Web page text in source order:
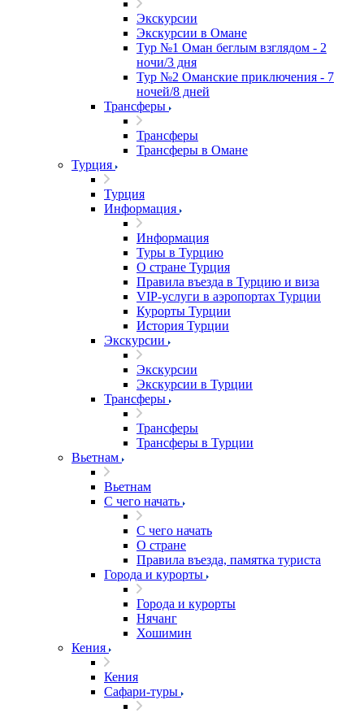
Экскурсии
Экскурсии в Омане
Тур №1 Оман беглым взглядом - 2
ночи/3 дня
Тур №2 Оманские приключения - 7
ночей/8 дней
Трансферы
Трансферы
Трансферы в Омане
Турция
Турция
Информация
Информация
Туры в Турцию
О стране Турция
Правила въезда в Турцию и виза
VIP-услуги в аэропортах Турции
Курорты Турции
История Турции
Экскурсии
Экскурсии
Экскурсии в Турции
Трансферы
Трансферы
Трансферы в Турции
Вьетнам
Вьетнам
С чего начать
С чего начать
О стране
Правила въезда, памятка туриста
Города и курорты
Города и курорты
Нячанг
Хошимин
Кения
Кения
Сафари-туры